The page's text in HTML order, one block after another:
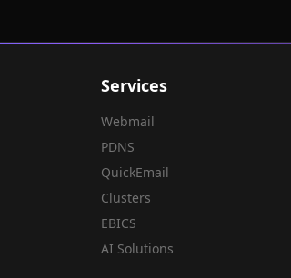
Services
Webmail
PDNS
QuickEmail
Clusters
EBICS
AI Solutions